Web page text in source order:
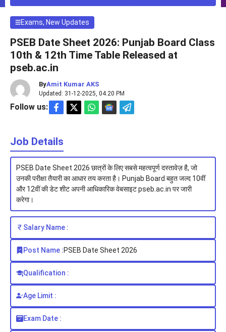
Exams,New Updates
PSEB Date Sheet 2026: Punjab Board Class
10th & 12th Time Table Released at
pseb.ac.in
ByAmit Kumar AKS
Updated: 31-12-2025, 04.20 PM
Follow us:
Job Details
PSEB Date Sheet 2026 छात्रों के लिए सबसे महत्वपूर्ण दस्तावेज़ है, जो
उनकी परीक्षा तैयारी का आधार तय करता है। Punjab Board बहुत जल्द 10वीं
और 12वीं की डेट शीट अपनी आधिकारिक वेबसाइट pseb.ac.in पर जारी
करेगा।
Salary Name :
Post Name :PSEB Date Sheet 2026
Qualification :
Age Limit :
Exam Date :